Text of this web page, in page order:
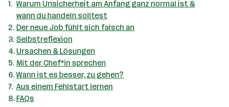
Warum Unsicherheit am Anfang ganz normal ist &
wann du handeln solltest
Der neue Job fühlt sich falsch an
Selbstreflexion
Ursachen & Lösungen
Mit der Chef*in sprechen
Wann ist es besser, zu gehen?
Aus einem Fehlstart lernen
FAQs